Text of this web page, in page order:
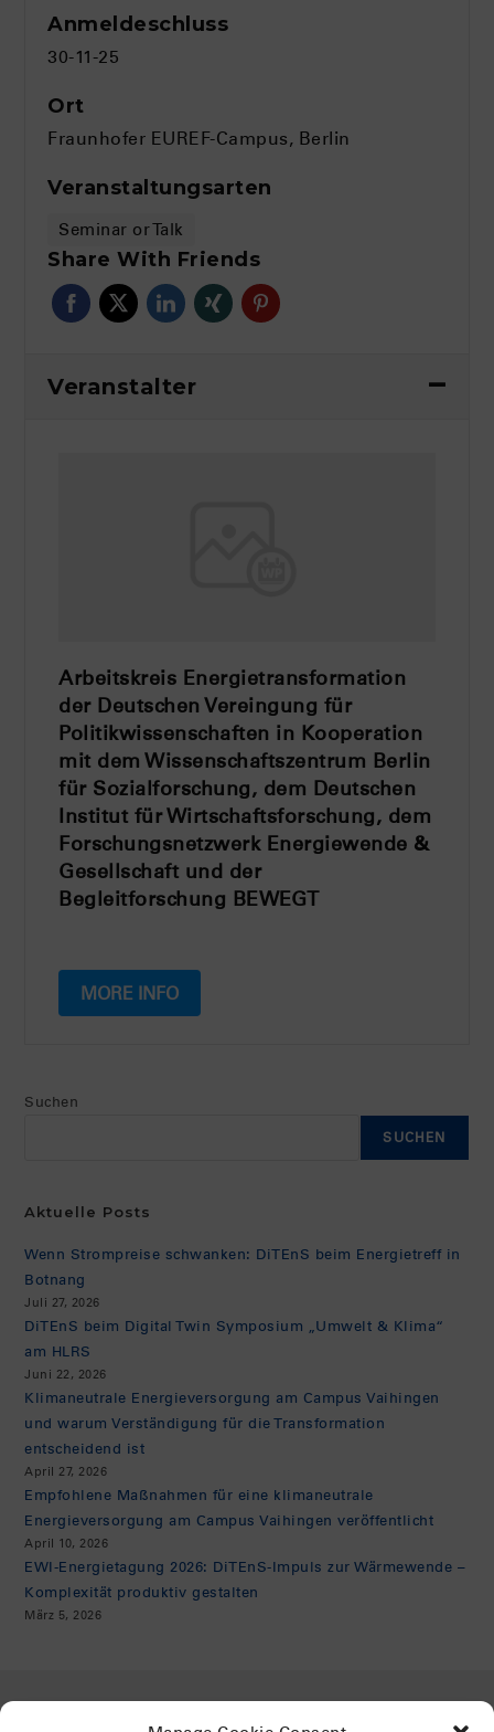
Anmeldeschluss
30-11-25
Ort
Fraunhofer EUREF-Campus, Berlin
Veranstaltungsarten
Seminar or Talk
Share With Friends
Veranstalter
Arbeitskreis Energietransformation
der Deutschen Vereingung für
Politikwissenschaften in Kooperation
mit dem Wissenschaftszentrum Berlin
für Sozialforschung, dem Deutschen
Institut für Wirtschaftsforschung, dem
Forschungsnetzwerk Energiewende &
Gesellschaft und der
Begleitforschung BEWEGT
MORE INFO
Suchen
SUCHEN
Aktuelle Posts
Wenn Strompreise schwanken: DiTEnS beim Energietreff in
Botnang
Juli 27, 2026
DiTEnS beim Digital Twin Symposium „Umwelt & Klima“
am HLRS
Juni 22, 2026
Klimaneutrale Energieversorgung am Campus Vaihingen
und warum Verständigung für die Transformation
entscheidend ist
April 27, 2026
Empfohlene Maßnahmen für eine klimaneutrale
Energieversorgung am Campus Vaihingen veröffentlicht
April 10, 2026
EWI-Energietagung 2026: DiTEnS-Impuls zur Wärmewende –
Komplexität produktiv gestalten
März 5, 2026